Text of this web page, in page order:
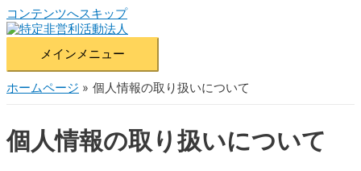
コンテンツへスキップ
メインメニュー
ホームページ 個人情報の取り扱いについて
個人情報の取り扱いについて